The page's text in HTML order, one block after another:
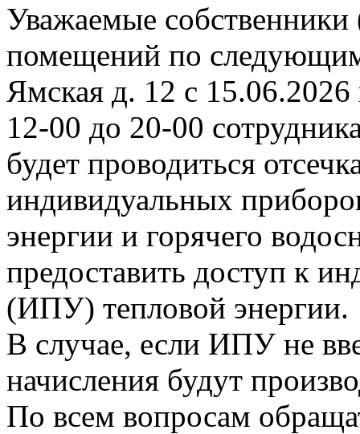
Уважаемые
помещений по
Ямская д. 12 с
12-00 до 20-00
будет проводиться
индивидуальных
энергии и горячего
предоставить доступ к
(ИПУ) тепловой энергии.
В случае, если ИПУ не
начисления будут
По всем вопросам